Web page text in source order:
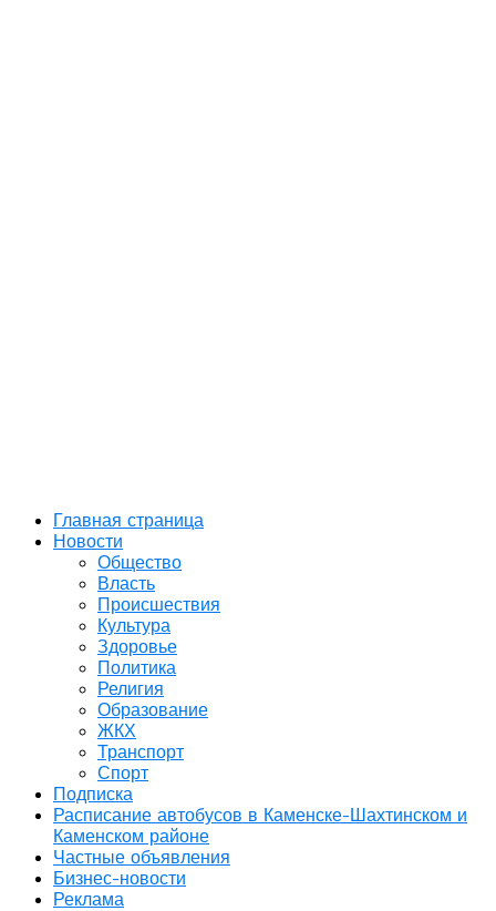
Главная страница
Новости
Общество
Власть
Происшествия
Культура
Здоровье
Политика
Религия
Образование
ЖКХ
Транспорт
Спорт
Подписка
Расписание автобусов в Каменске-Шахтинском и
Каменском районе
Частные объявления
Бизнес-новости
Реклама